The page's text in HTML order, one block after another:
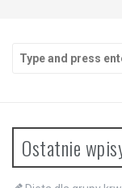
Search
for:
Ostatnie